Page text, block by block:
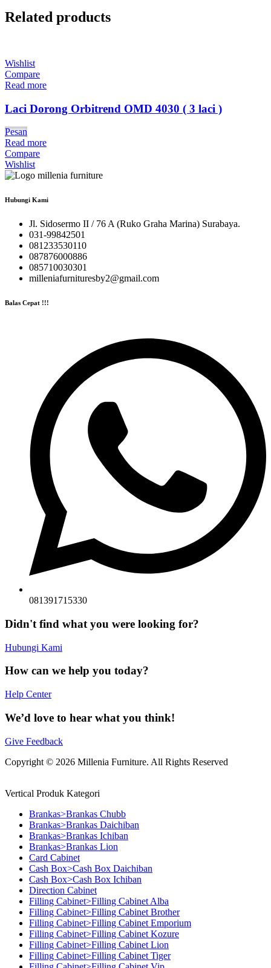
Related products
Wishlist
Compare
Read more
Laci Dorong Orbitrend OMD 4030 ( 3 laci )
Pesan
Read more
Compare
Wishlist
Hubungi Kami
Jl. Sidosermo II / 76 A (Ruko Graha Marina) Surabaya.
031-99842501
081233530110
087876000886
085710030301
milleniafurnituresby2@gmail.com
Balas Cepat !!!
081391715330
Didn't find what you were looking for?
Hubungi Kami
How can we help you today?
Help Center
We’d love to hear what you think!
Give Feedback
Copyright © 2026 Millenia Furniture. All Rights Reserved
Vertical Produk Kategori
Brankas>Brankas Chubb
Brankas>Brankas Daichiban
Brankas>Brankas Ichiban
Brankas>Brankas Lion
Card Cabinet
Cash Box>Cash Box Daichiban
Cash Box>Cash Box Ichiban
Direction Cabinet
Filling Cabinet>Filling Cabinet Alba
Filling Cabinet>Filling Cabinet Brother
Filling Cabinet>Filling Cabinet Emporium
Filling Cabinet>Filling Cabinet Kozure
Filling Cabinet>Filling Cabinet Lion
Filling Cabinet>Filling Cabinet Tiger